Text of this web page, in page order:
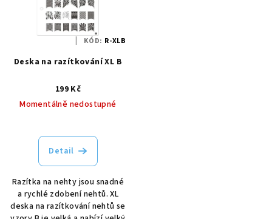
Deska na razítkování XL B
199 Kč
Momentálně nedostupné
Detail
Razítka na nehty jsou snadné
a rychlé zdobení nehtů. XL
deska na razítkování nehtů se
KÓD: R-XLB